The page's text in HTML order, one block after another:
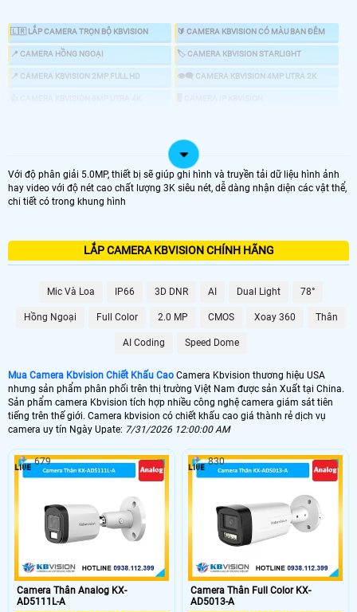
🇱🇷 LẮP CAMERA TRỌN BỘ KBVISION 🔰 CAMERA KBVISION CÓ MÀU BAN ĐÊM
📍 CAMERA HỒNG NGOẠI 🏷 CAMERA KBVISION STARLIGHT
📍 CAMERA KBVISION 2MP FULL HD 👁️‍🗨️ CAMERA KBVISION 4MP UTRA 2K
💤 CAMERA AI KBVISION
lựa chọn, hình ảnh sắt nét điều đặt biệt chất lượng sản phẩm phù hợp với chi
phẩm camera kbvision mà khách hàng quan tâm nhiều nhất ️🏆
💰 Lắp Camera KBVision Giá Rẻ
4500,000 VNĐ
🥉 Lắp Camera KBvision Có Thu Âm
🏠 Camera Kbvision FULL Color
🆗 Camera IP KBVISION Siêu Nét
680,000 VNĐ
Camera kbvision có nhiều mẫu để khách hàng lựa chọn những sản phẩm phù
hợp vói nhu cầu sử dụng của mình. Với chính sách bán hàng chiết khấu cao
An Thành Phát luôn mang đến khách hàng những sản phẩm chất lượng dịch
vụ tốt nhất, Tham khảo thêm các sản phẩm chính hãng Kbvision Bên Dưới.
Với độ phân giải 5.0MP, thiết bị sẽ giúp ghi hình và truyền tải dữ liệu hình ảnh
hay video với độ nét cao chất lượng 3K siêu nét, dễ dàng nhận diện các vật thể,
chi tiết có trong khung hình
LẮP CAMERA KBVISION CHÍNH HÃNG
Mic Và Loa IP66 3D DNR AI Dual Light 78°
Hồng Ngoại Full Color 2.0 MP CMOS Xoay 360 Thân
AI Coding Speed Dome
Mua Camera Kbvision Chiết Khấu Cao Camera Kbvision thương hiệu USA
nhưng sản phẩm phân phối trên thị trường Việt Nam được sản Xuất tại China.
Sản phẩm camera Kbvision tích hợp nhiều công nghệ camera giám sát tiên
tiếng trên thế giới. Camera kbvision có chiết khấu cao giá thành rẻ dịch vụ
camera uy tín Ngày Upate: 7/31/2026 12:00:00 AM
Camera Thân Analog KX-
AD5111L-A
679
Camera Thân Full Color KX-
AD5013-A
830